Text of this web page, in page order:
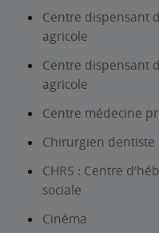
Centre dispensant
agricole
Centre dispensant
agricole
Centre médecine
Chirurgien dentiste
CHRS : Centre
sociale
Cinéma